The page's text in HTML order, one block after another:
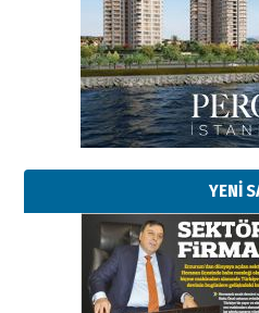
YENİ
Başkan
bir vizyon proje
02 Ağustos 2026 Pazar
Kadir
Erzurumspor’un
29 Haziran 2026
Kenan GÜLERCİ
Murat
çıtayı yukarı
yönetimdekiler
çekmemeli!
17 Şubat 2026 SalıOrhan BOZKURT